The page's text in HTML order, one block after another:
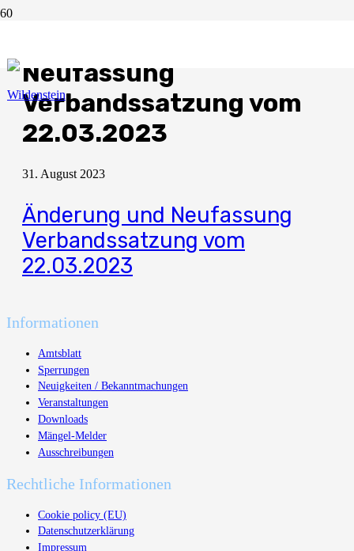
Neufassung
Verbandssatzung vom
22.03.2023
31. August 2023
Änderung und Neufassung
Verbandssatzung vom
22.03.2023
Informationen
Amtsblatt
Sperrungen
Neuigkeiten / Bekanntmachungen
Veranstaltungen
Downloads
Mängel-Melder
Ausschreibungen
Rechtliche Informationen
Cookie policy (EU)
Datenschutzerklärung
Impressum